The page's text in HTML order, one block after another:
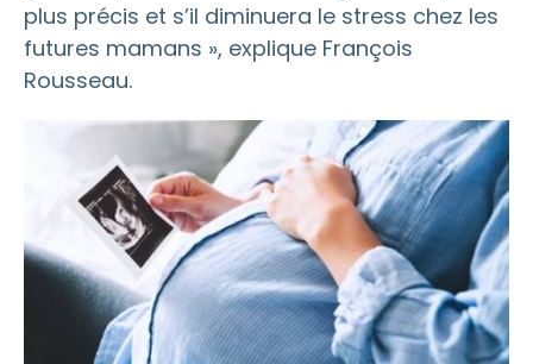
plus précis et s’il diminuera le stress chez les
futures mamans », explique François
Rousseau.